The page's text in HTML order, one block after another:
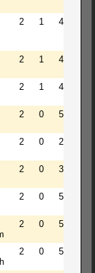
2 1 4
2 1 4
2 1 4
2 0 5
2 0 2
2 0 3
2 0 5
2 0 5
2 0 5